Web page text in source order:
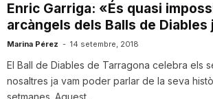
Enric Garriga: «És quasi
arcàngels dels Balls de Diables
Marina Pérez - 14 setembre, 2018
El Ball de Diables de Tarragona celebra els
nosaltres ja vam poder parlar de la seva